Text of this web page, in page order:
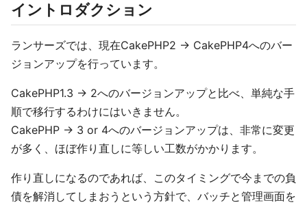
イントロダクション
ランサーズでは、現在CakePHP2 → CakePHP4へのバー
ジョンアップを行っています。
CakePHP1.3 → 2へのバージョンアップと比べ、単純な手
順で移行するわけにはいきません。
CakePHP → 3 or 4へのバージョンアップは、非常に変更
が多く、ほぼ作り直しに等しい工数がかかります。
作り直しになるのであれば、このタイミングで今までの負
債を解消してしまおうという方針で、バッチと管理画面を